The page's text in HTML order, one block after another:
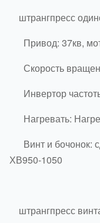
штрангпресс
Привод: 37кв,
Скорость
Инвертор
Нагревать:
Винт и бочонок:
ХВ950-1050
штрангпресс